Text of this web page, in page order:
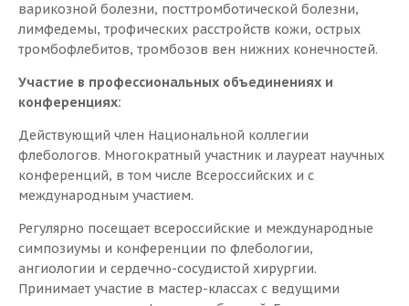
варикозной болезни, посттромботической болезни,
лимфедемы, трофических расстройств кожи, острых
тромбофлебитов, тромбозов вен нижних конечностей.
Участие в профессиональных объединениях и
конференциях:
Действующий член Национальной коллегии
флебологов. Многократный участник и лауреат научных
конференций, в том числе Всероссийских и с
международным участием.
Регулярно посещает всероссийские и международные
симпозиумы и конференции по флебологии,
ангиологии и сердечно-сосудистой хирургии.
Принимает участие в мастер-классах с ведущими
Ваш телефон*
Удобное дата и время
Я согласен на обработку персональных данных
Результаты
(ЭВЛК)
Минифлебэктомия
Склеротерапия
Комбинированная флебэктомия (КФЭ)
Пациенту
Предоперационное обследование
Предоперационная подготовка
Рекомендации в раннем послеоперационном